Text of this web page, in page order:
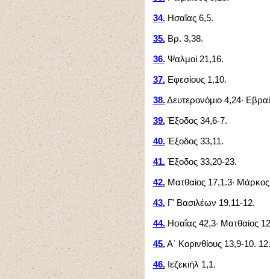
34.Ησαΐας 6,5.
35.Βρ. 3,38.
36.Ψαλμοί 21,16.
37.Εφεσίους 1,10.
38.Δευτερονόμιο 4,24·
39.Έξοδος 34,6-7.
40.Έξοδος 33,11.
41.Έξοδος 33,20-23.
42.Ματθαίος 17,1.3·
43.Γ' Βασιλέων 19,11-12.
44.Ησαΐας 42,3· Ματθαίος
45.Α΄ Κορινθίους 13,9-10. 12.
46.Ιεζεκιήλ 1,1.